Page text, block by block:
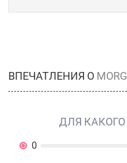
ВПЕЧАТЛЕНИЯ О
ДЛЯ
0